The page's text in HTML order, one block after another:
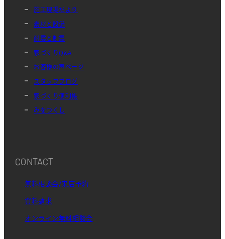
施工現場だより
素材と設備
耐震と制震
家づくりQ&A
お客様の声ページ
スタッフブログ
家づくり便利帳
みをつくし
CONTACT
無料相談会/来店予約
資料請求
オンライン無料相談会